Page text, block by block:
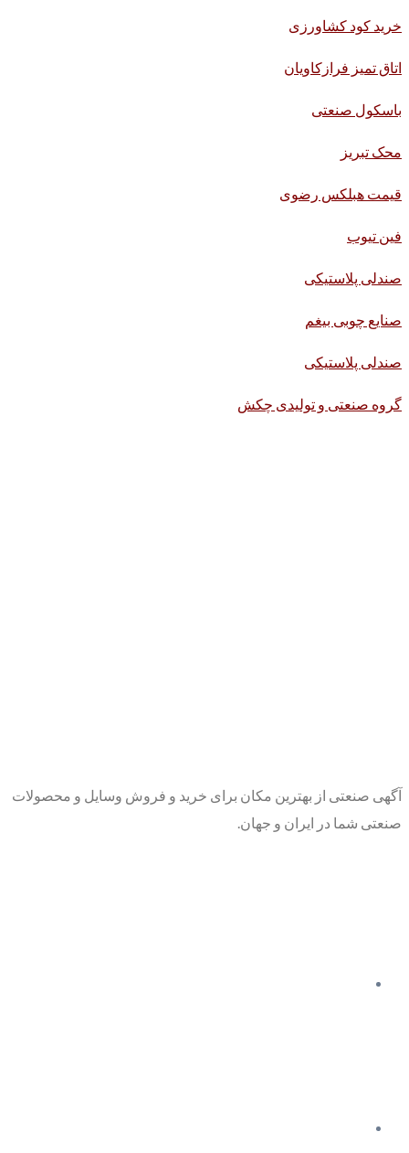
خرید کود کشاورزی
اتاق تمیز فرازکاویان
باسکول صنعتی
محک تبریز
قیمت هبلکس رضوی
فین تیوب
صندلی پلاستیکی
صنایع چوبی بیغم
صندلی پلاستیکی
گروه صنعتی و تولیدی چکش
آگهی صنعتی از بهترین مکان برای خرید و فروش وسایل و محصولات
صنعتی شما در ایران و جهان.